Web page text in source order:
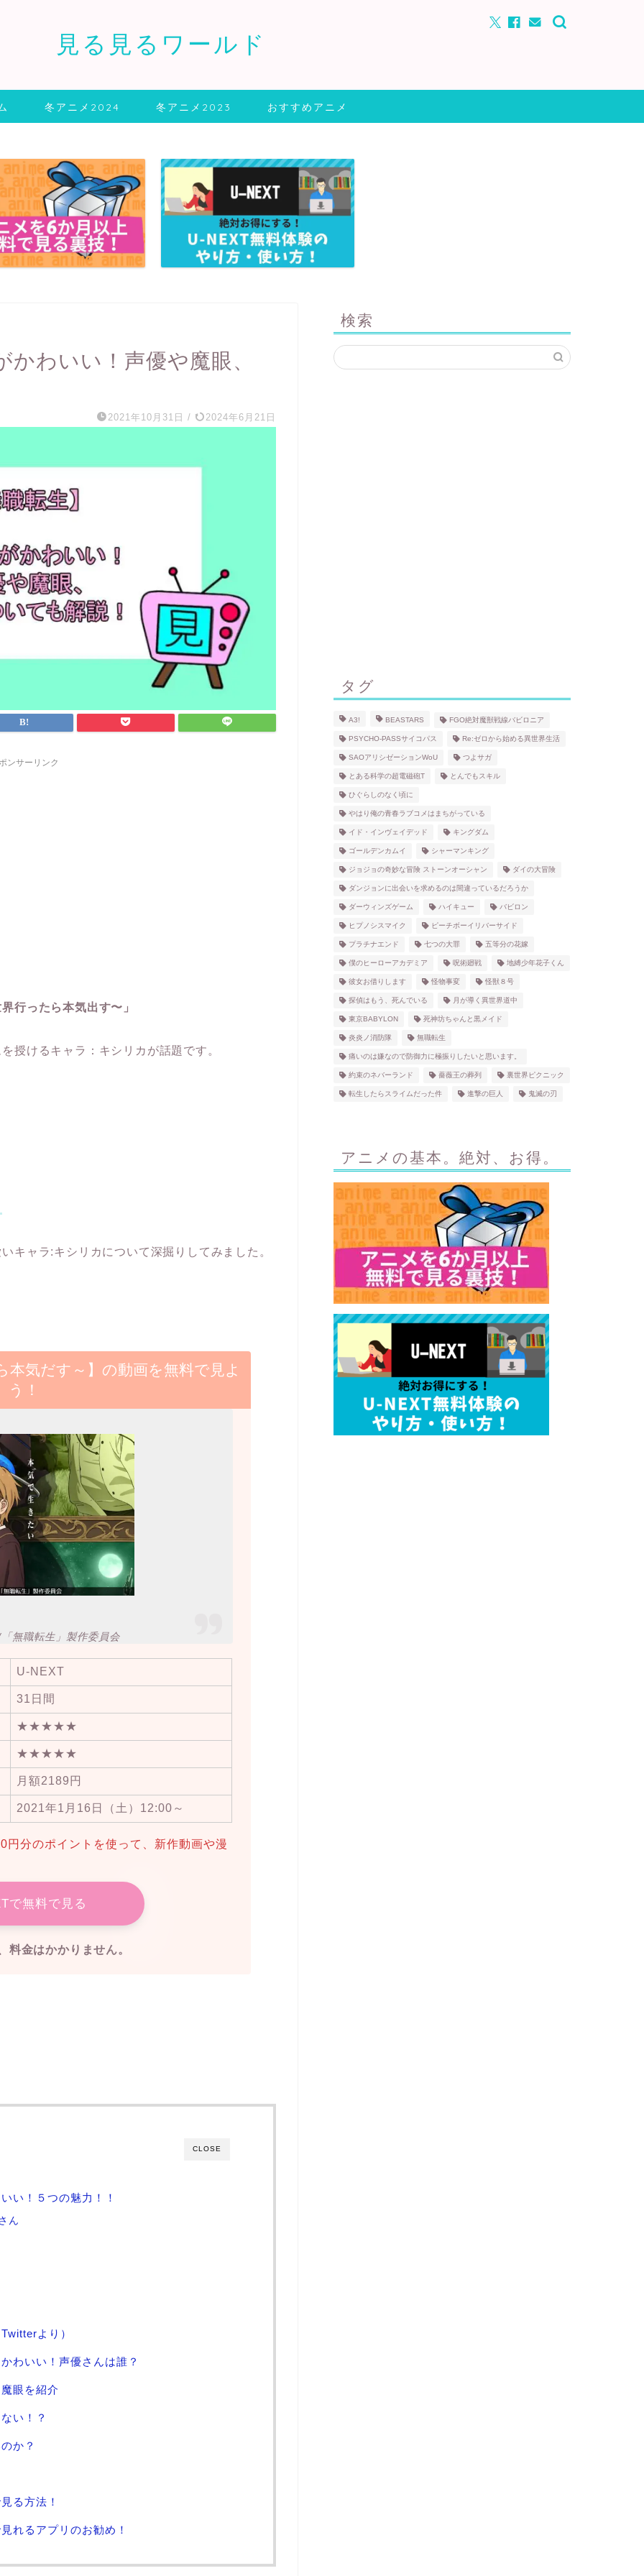
見る見るワールド
冬アニメ2024 冬アニメ2023 おすすめアニメ
わいい！声優や魔眼、
2021年10月31日 / 2024年6月21日
ンサーリンク
行ったら本気出す〜」
授けるキャラ：キシリカが話題です。
キャラ:キシリカについて深掘りしてみました。
本気だす～】の動画を無料で見よ
う！
無職転生」製作委員会
U-NEXT
31日間
★★★★★
★★★★★
月額2189円
2021年1月16日（土）12:00～
分のポイントを使って、新作動画や漫
で無料で見る
金はかかりません。
CLOSE
い！５つの魅力！！
ん
より）
わいい！声優さんは誰？
眼を紹介
い！？
か？
る方法！
れるアプリのお勧め！
検索
タグ
A3! BEASTARS FGO絶対魔獣戦線バビロニア
PSYCHO-PASSサイコパス Re:ゼロから始める異世界生活
SAOアリシゼーションWoU つよサガ
とある科学の超電磁砲T とんでもスキル
ひぐらしのなく頃に
やはり俺の青春ラブコメはまちがっている
イド・インヴェイデッド キングダム
ゴールデンカムイ シャーマンキング
ジョジョの奇妙な冒険 ストーンオーシャン ダイの大冒険
ダンジョンに出会いを求めるのは間違っているだろうか
ダーウィンズゲーム ハイキュー バビロン
ヒプノシスマイク ピーチボーイリバーサイド
プラチナエンド 七つの大罪 五等分の花嫁
僕のヒーローアカデミア 呪術廻戦 地縛少年花子くん
彼女お借りします 怪物事変 怪獣８号
探偵はもう、死んでいる 月が導く異世界道中
東京BABYLON 死神坊ちゃんと黒メイド
炎炎ノ消防隊 無職転生
痛いのは嫌なので防御力に極振りしたいと思います。
約束のネバーランド 薔薇王の葬列 裏世界ピクニック
転生したらスライムだった件 進撃の巨人 鬼滅の刃
アニメの基本。絶対、お得。